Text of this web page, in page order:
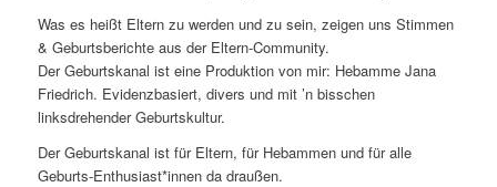
Was es heißt Eltern zu werden und zu sein, zeigen uns Stimmen
& Geburtsberichte aus der Eltern-Community.
Der Geburtskanal ist eine Produktion von mir: Hebamme Jana
Friedrich. Evidenzbasiert, divers und mit ’n bisschen
linksdrehender Geburtskultur.
Der Geburtskanal ist für Eltern, für Hebammen und für alle
Geburts-Enthusiast*innen da draußen.